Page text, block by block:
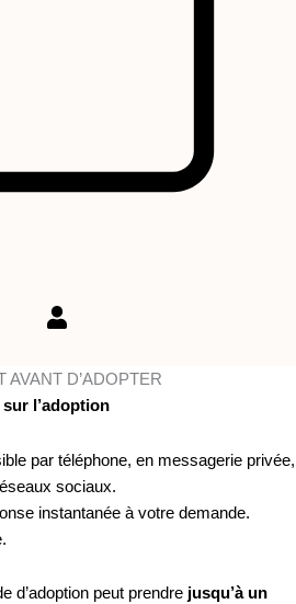
D’ADOPTER
l’adoption
par téléphone, en messagerie privée,
sociaux.
instantanée à votre demande.
d’adoption peut prendre jusqu’à un